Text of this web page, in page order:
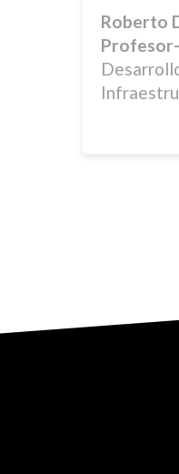
Roberto